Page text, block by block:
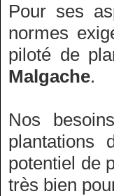
Pour ses
normes
piloté de
Malgache
Nos
plantations
potentiel de
très bien